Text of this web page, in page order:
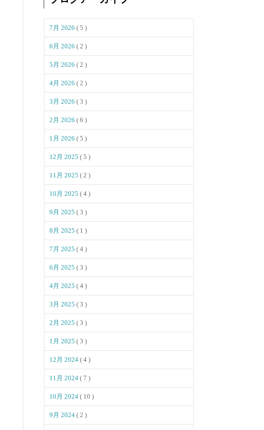
7月 2026 ( 5 )
6月 2026 ( 2 )
5月 2026 ( 2 )
4月 2026 ( 2 )
3月 2026 ( 3 )
2月 2026 ( 6 )
1月 2026 ( 5 )
12月 2025 ( 5 )
11月 2025 ( 2 )
10月 2025 ( 4 )
9月 2025 ( 3 )
8月 2025 ( 1 )
7月 2025 ( 4 )
6月 2025 ( 3 )
4月 2025 ( 4 )
3月 2025 ( 3 )
2月 2025 ( 3 )
1月 2025 ( 3 )
12月 2024 ( 4 )
11月 2024 ( 7 )
10月 2024 ( 10 )
9月 2024 ( 2 )